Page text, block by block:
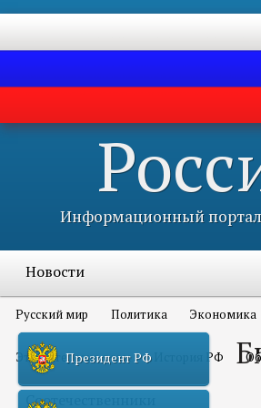
Информационный портал
Новости
Русский мир Политика Экономика
Это интересно всем История РФ
Соотечественники
Президент РФ